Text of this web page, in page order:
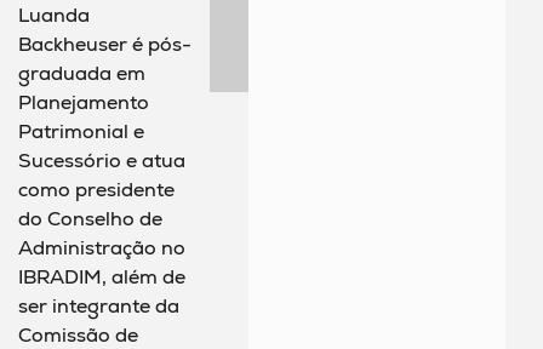
Luanda
Backheuser é pós-
graduada em
Planejamento
Patrimonial e
Sucessório e atua
como presidente
do Conselho de
Administração no
IBRADIM, além de
ser integrante da
Comissão de